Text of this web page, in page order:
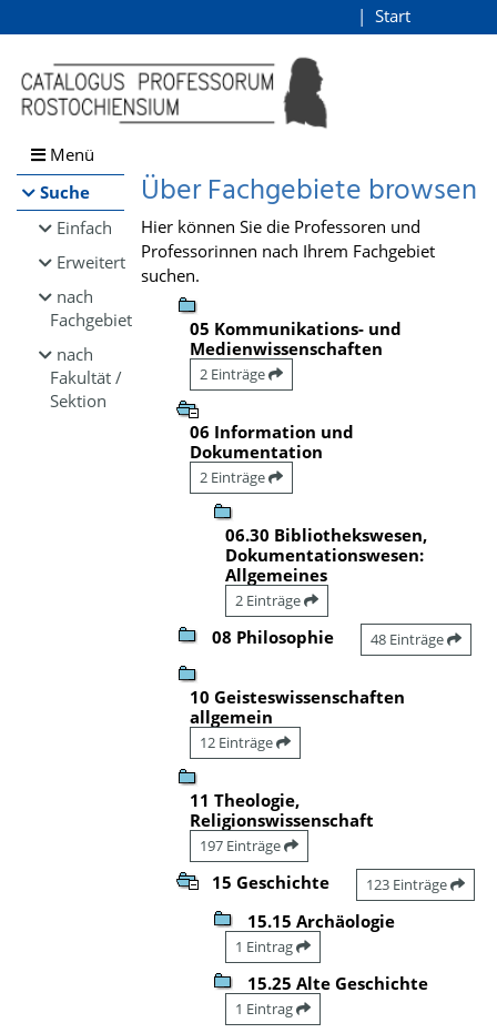
Browsen
direkt zum Inhalt
Start
Menü
Suche
Einfach
Erweitert
nach
Fachgebiet
nach
Fakultät /
Sektion
Über Fachgebiete browsen
Hier können Sie die Professoren und
Professorinnen nach Ihrem Fachgebiet
suchen.
05 Kommunikations- und
Medienwissenschaften
2 Einträge
06 Information und
Dokumentation
2 Einträge
06.30 Bibliothekswesen,
Dokumentationswesen:
Allgemeines
2 Einträge
08 Philosophie 48 Einträge
10 Geisteswissenschaften
allgemein
12 Einträge
11 Theologie,
Religionswissenschaft
197 Einträge
15 Geschichte 123 Einträge
15.15 Archäologie
1 Eintrag
15.25 Alte Geschichte
1 Eintrag